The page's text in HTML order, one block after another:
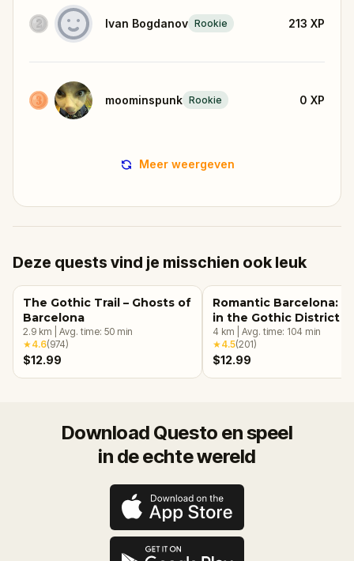
Ivan Bogdanov Rookie 213 XP
moominspunk Rookie 0 XP
Meer weergeven
Deze quests vind je misschien ook leuk
The Gothic Trail – Ghosts of
Barcelona
2.9 km Avg. time: 50 min
★4.6(974)
$12.99
Romantic Barcelona:
in the Gothic District
4 km Avg. time: 104 min
★4.5(201)
$12.99
Download Questo en speel
in de echte wereld